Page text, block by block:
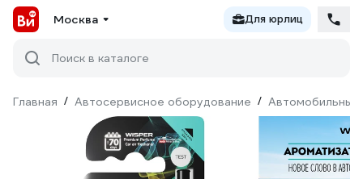
Москва Для юрлиц
Поиск в каталоге
Главная / Автосервисное оборудование / Автомобильные